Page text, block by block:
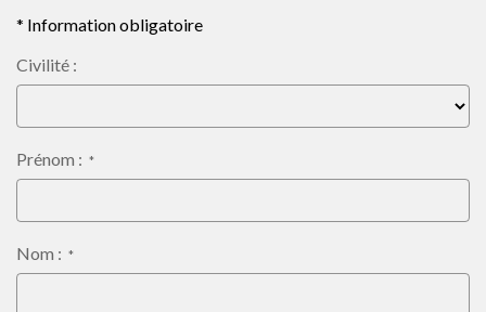
CONTACT
* Information obligatoire
Civilité :
Prénom : *
Nom : *